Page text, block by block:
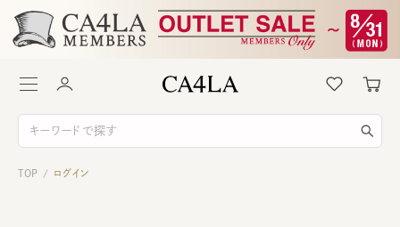
TOP / ログイン